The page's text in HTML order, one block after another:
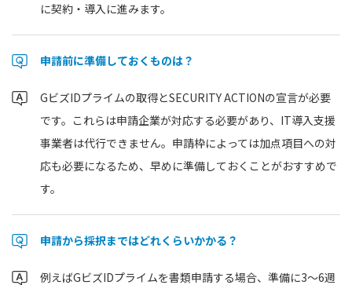
に契約・導入に進みます。
申請前に準備しておくものは？
GビズIDプライムの取得とSECURITY ACTIONの宣言が必要
です。これらは申請企業が対応する必要があり、IT導入支援
事業者は代行できません。申請枠によっては加点項目への対
応も必要になるため、早めに準備しておくことがおすすめで
す。
申請から採択まではどれくらいかかる？
例えばGビズIDプライムを書類申請する場合、準備に3〜6週